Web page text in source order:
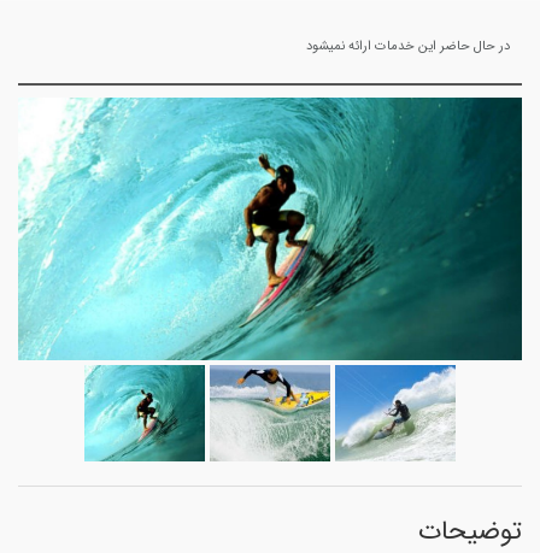
در حال حاضر این خدمات ارائه نمیشود
توضیحات